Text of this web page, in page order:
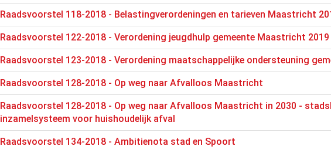
Raadsvoorstel 118-2018 - Belastingverordeningen en tarieven Maastricht
Raadsvoorstel 122-2018 - Verordening jeugdhulp gemeente Maastricht 2019
Raadsvoorstel 123-2018 - Verordening maatschappelijke ondersteuning
Raadsvoorstel 128-2018 - Op weg naar Afvalloos Maastricht
Raadsvoorstel 128-2018 - Op weg naar Afvalloos Maastricht in 2030 -
inzamelsysteem voor huishoudelijk afval
Raadsvoorstel 134-2018 - Ambitienota stad en Spoort